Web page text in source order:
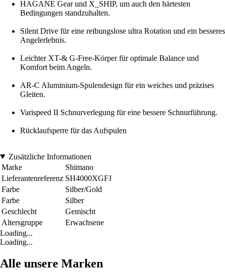
HAGANE Gear und X_SHIP, um auch den härtesten
Bedingungen standzuhalten.
Silent Drive für eine reibungslose ultra Rotation und ein besseres
Angelerlebnis.
Leichter XT-& G-Free-Körper für optimale Balance und
Komfort beim Angeln.
AR-C Aluminium-Spulendesign für ein weiches und präzises
Gleiten.
Varispeed II Schnurverlegung für eine bessere Schnurführung.
Rücklaufsperre für das Aufspulen
Zusätzliche Informationen
Marke
Shimano
Lieferantenreferenz SH4000XGFJ
Farbe
Silber/Gold
Farbe
Silber
Geschlecht
Gemischt
Altersgruppe
Erwachsene
Loading...
Loading...
Alle unsere Marken